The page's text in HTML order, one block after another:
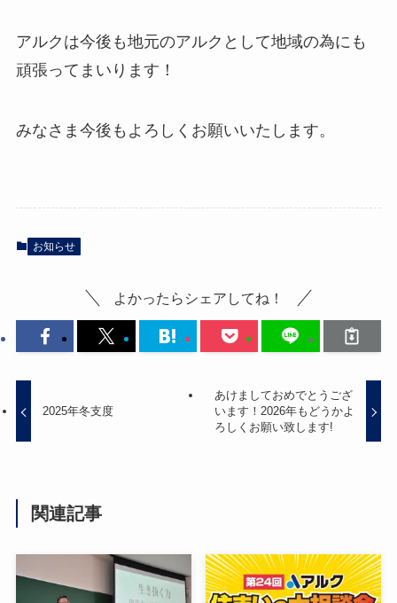
アルクは今後も地元のアルクとして地域の為にも
頑張ってまいります！
みなさま今後もよろしくお願いいたします。
お知らせ
よかったらシェアしてね！
2025年冬支度
あけましておめでとうござ
います！2026年もどうかよ
ろしくお願い致します!
関連記事